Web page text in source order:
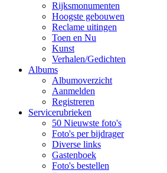
Rijksmonumenten
Hoogste gebouwen
Reclame uitingen
Toen en Nu
Kunst
Verhalen/Gedichten
Albums
Albumoverzicht
Aanmelden
Registreren
Servicerubrieken
50 Nieuwste foto's
Foto's per bijdrager
Diverse links
Gastenboek
Foto's bestellen